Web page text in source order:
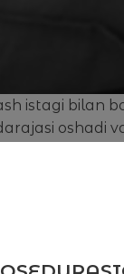
istagi bilan
oshadi
ishlaydi.